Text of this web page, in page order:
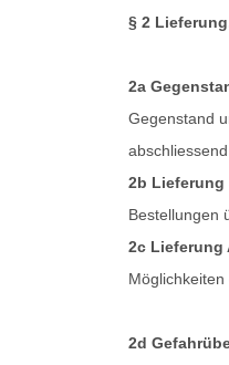
§ 2
2a
Gegenstand
2b Lieferung
Bestellungen
2c Lieferung
2d